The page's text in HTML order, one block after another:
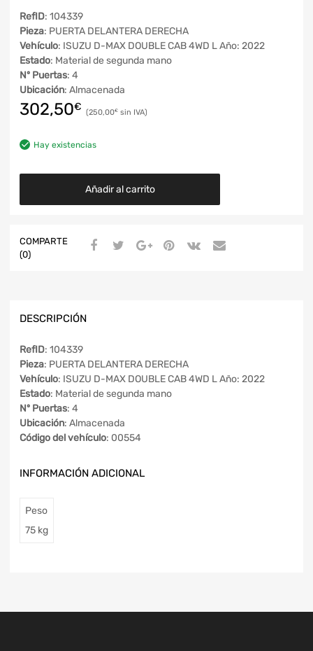
RefID: 104339
Pieza: PUERTA DELANTERA DERECHA
Vehículo: ISUZU D-MAX DOUBLE CAB 4WD L Año: 2022
Estado: Material de segunda mano
Nº Puertas: 4
Ubicación: Almacenada
302,50€ 250,00€
Hay existencias
Añadir al carrito
COMPARTE
(0)
DESCRIPCIÓN
RefID: 104339
Pieza: PUERTA DELANTERA DERECHA
Vehículo: ISUZU D-MAX DOUBLE CAB 4WD L Año: 2022
Estado: Material de segunda mano
Nº Puertas: 4
Ubicación: Almacenada
Código del vehículo: 00554
INFORMACIÓN ADICIONAL
Peso
75 kg